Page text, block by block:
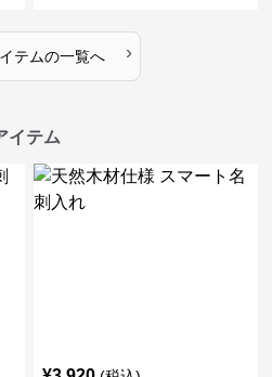
テムの一覧へ ›
イテム